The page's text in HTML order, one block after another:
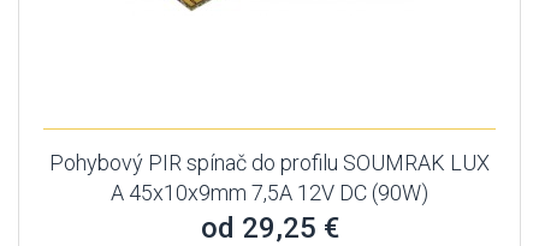
Pohybový PIR spínač do profilu SOUMRAK LUX
A 45x10x9mm 7,5A 12V DC (90W)
od 29,25 €